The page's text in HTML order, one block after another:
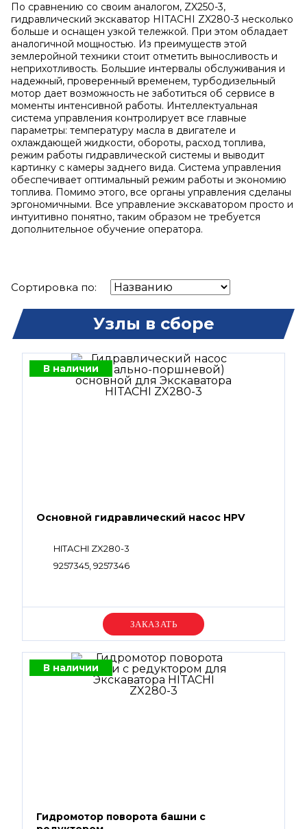
По сравнению со своим аналогом, ZX250-3,
гидравлический экскаватор HITACHI ZX280-3 несколько
больше и оснащен узкой тележкой. При этом обладает
аналогичной мощностью. Из преимуществ этой
землеройной техники стоит отметить выносливость и
неприхотливость. Большие интервалы обслуживания и
надежный, проверенный временем, турбодизельный
мотор дает возможность не заботиться об сервисе в
моменты интенсивной работы. Интеллектуальная
система управления контролирует все главные
параметры: температуру масла в двигателе и
охлаждающей жидкости, обороты, расход топлива,
режим работы гидравлической системы и выводит
картинку с камеры заднего вида. Система управления
обеспечивает оптимальный режим работы и экономию
топлива. Помимо этого, все органы управления сделаны
эргономичными. Все управление экскаватором просто и
интуитивно понятно, таким образом не требуется
дополнительное обучение оператора.
Сортировка по:
Узлы в сборе
В наличии
Основной гидравлический насос HPV
HITACHI ZX280-3
9257345, 9257346
Уточняйте цену
В наличии
Гидромотор поворота башни с